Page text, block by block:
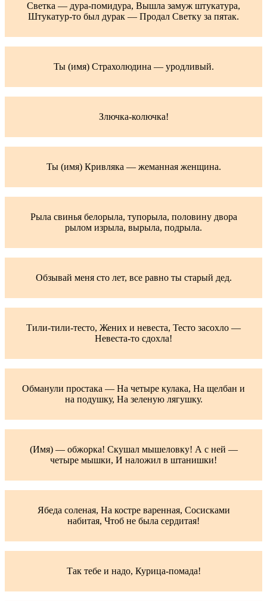
Светка — дура-помидура, Вышла замуж штукатура,
Штукатур-то был дурак — Продал Светку за пятак.
Ты (имя) Страхолюдина — уродливый.
Злючка-колючка!
Ты (имя) Кривляка — жеманная женщина.
Рыла свинья белорыла, тупорыла, половину двора
рылом изрыла, вырыла, подрыла.
Обзывай меня сто лет, все равно ты старый дед.
Тили-тили-тесто, Жених и невеста, Тесто засохло —
Невеста-то сдохла!
Обманули простака — На четыре кулака, На щелбан и
на подушку, На зеленую лягушку.
(Имя) — обжорка! Скушал мышеловку! А с ней —
четыре мышки, И наложил в штанишки!
Ябеда соленая, На костре варенная, Сосисками
набитая, Чтоб не была сердитая!
Так тебе и надо, Курица-помада!